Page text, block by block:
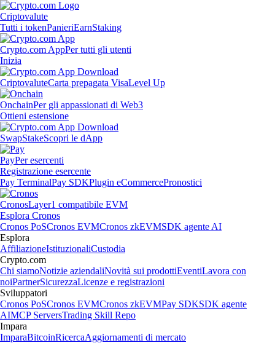
Criptovalute
Tutti i tokenPanieriEarnStaking
Crypto.com AppPer tutti gli utenti
Inizia
CriptovaluteCarta prepagata VisaLevel Up
OnchainPer gli appassionati di Web3
Ottieni estensione
SwapStakeScopri le dApp
PayPer esercenti
Registrazione esercente
Pay TerminalPay SDKPlugin eCommercePronostici
CronosLayer1 compatibile EVM
Esplora Cronos
Cronos PoSCronos EVMCronos zkEVMSDK agente AI
Esplora
AffiliazioneIstituzionaliCustodia
Crypto.com
Chi siamoNotizie aziendaliNovità sui prodottiEventiLavora con
noiPartnerSicurezzaLicenze e registrazioni
Sviluppatori
Cronos PoSCronos EVMCronos zkEVMPay SDKSDK agente
AIMCP ServersTrading Skill Repo
Impara
ImparaBitcoinRicercaAggiornamenti di mercato